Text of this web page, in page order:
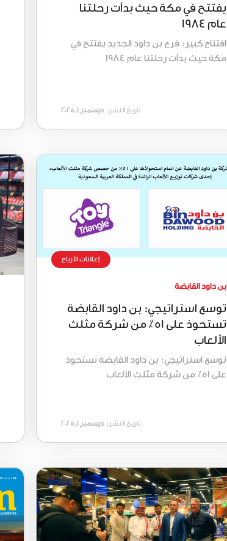
يفتتح في مكة حيث بدأت رحلتنا
عام 1984
افتتاح كبير: فرع بن داود الجديد يفتتح في
مكة حيث بدأت رحلتنا عام 1984
تاريخ النشر: ديسمبر 1, 2025
إعلانات الأرباح
بن داود القابضة
توسع استراتيجي: بن داود القابضة
تستحوذ على 51٪ من شركة مثلث
الألعاب
توسع استراتيجي: بن داود القابضة تستحوذ
على 51٪ من شركة مثلث الألعاب
تاريخ النشر: ديسمبر 1, 2025